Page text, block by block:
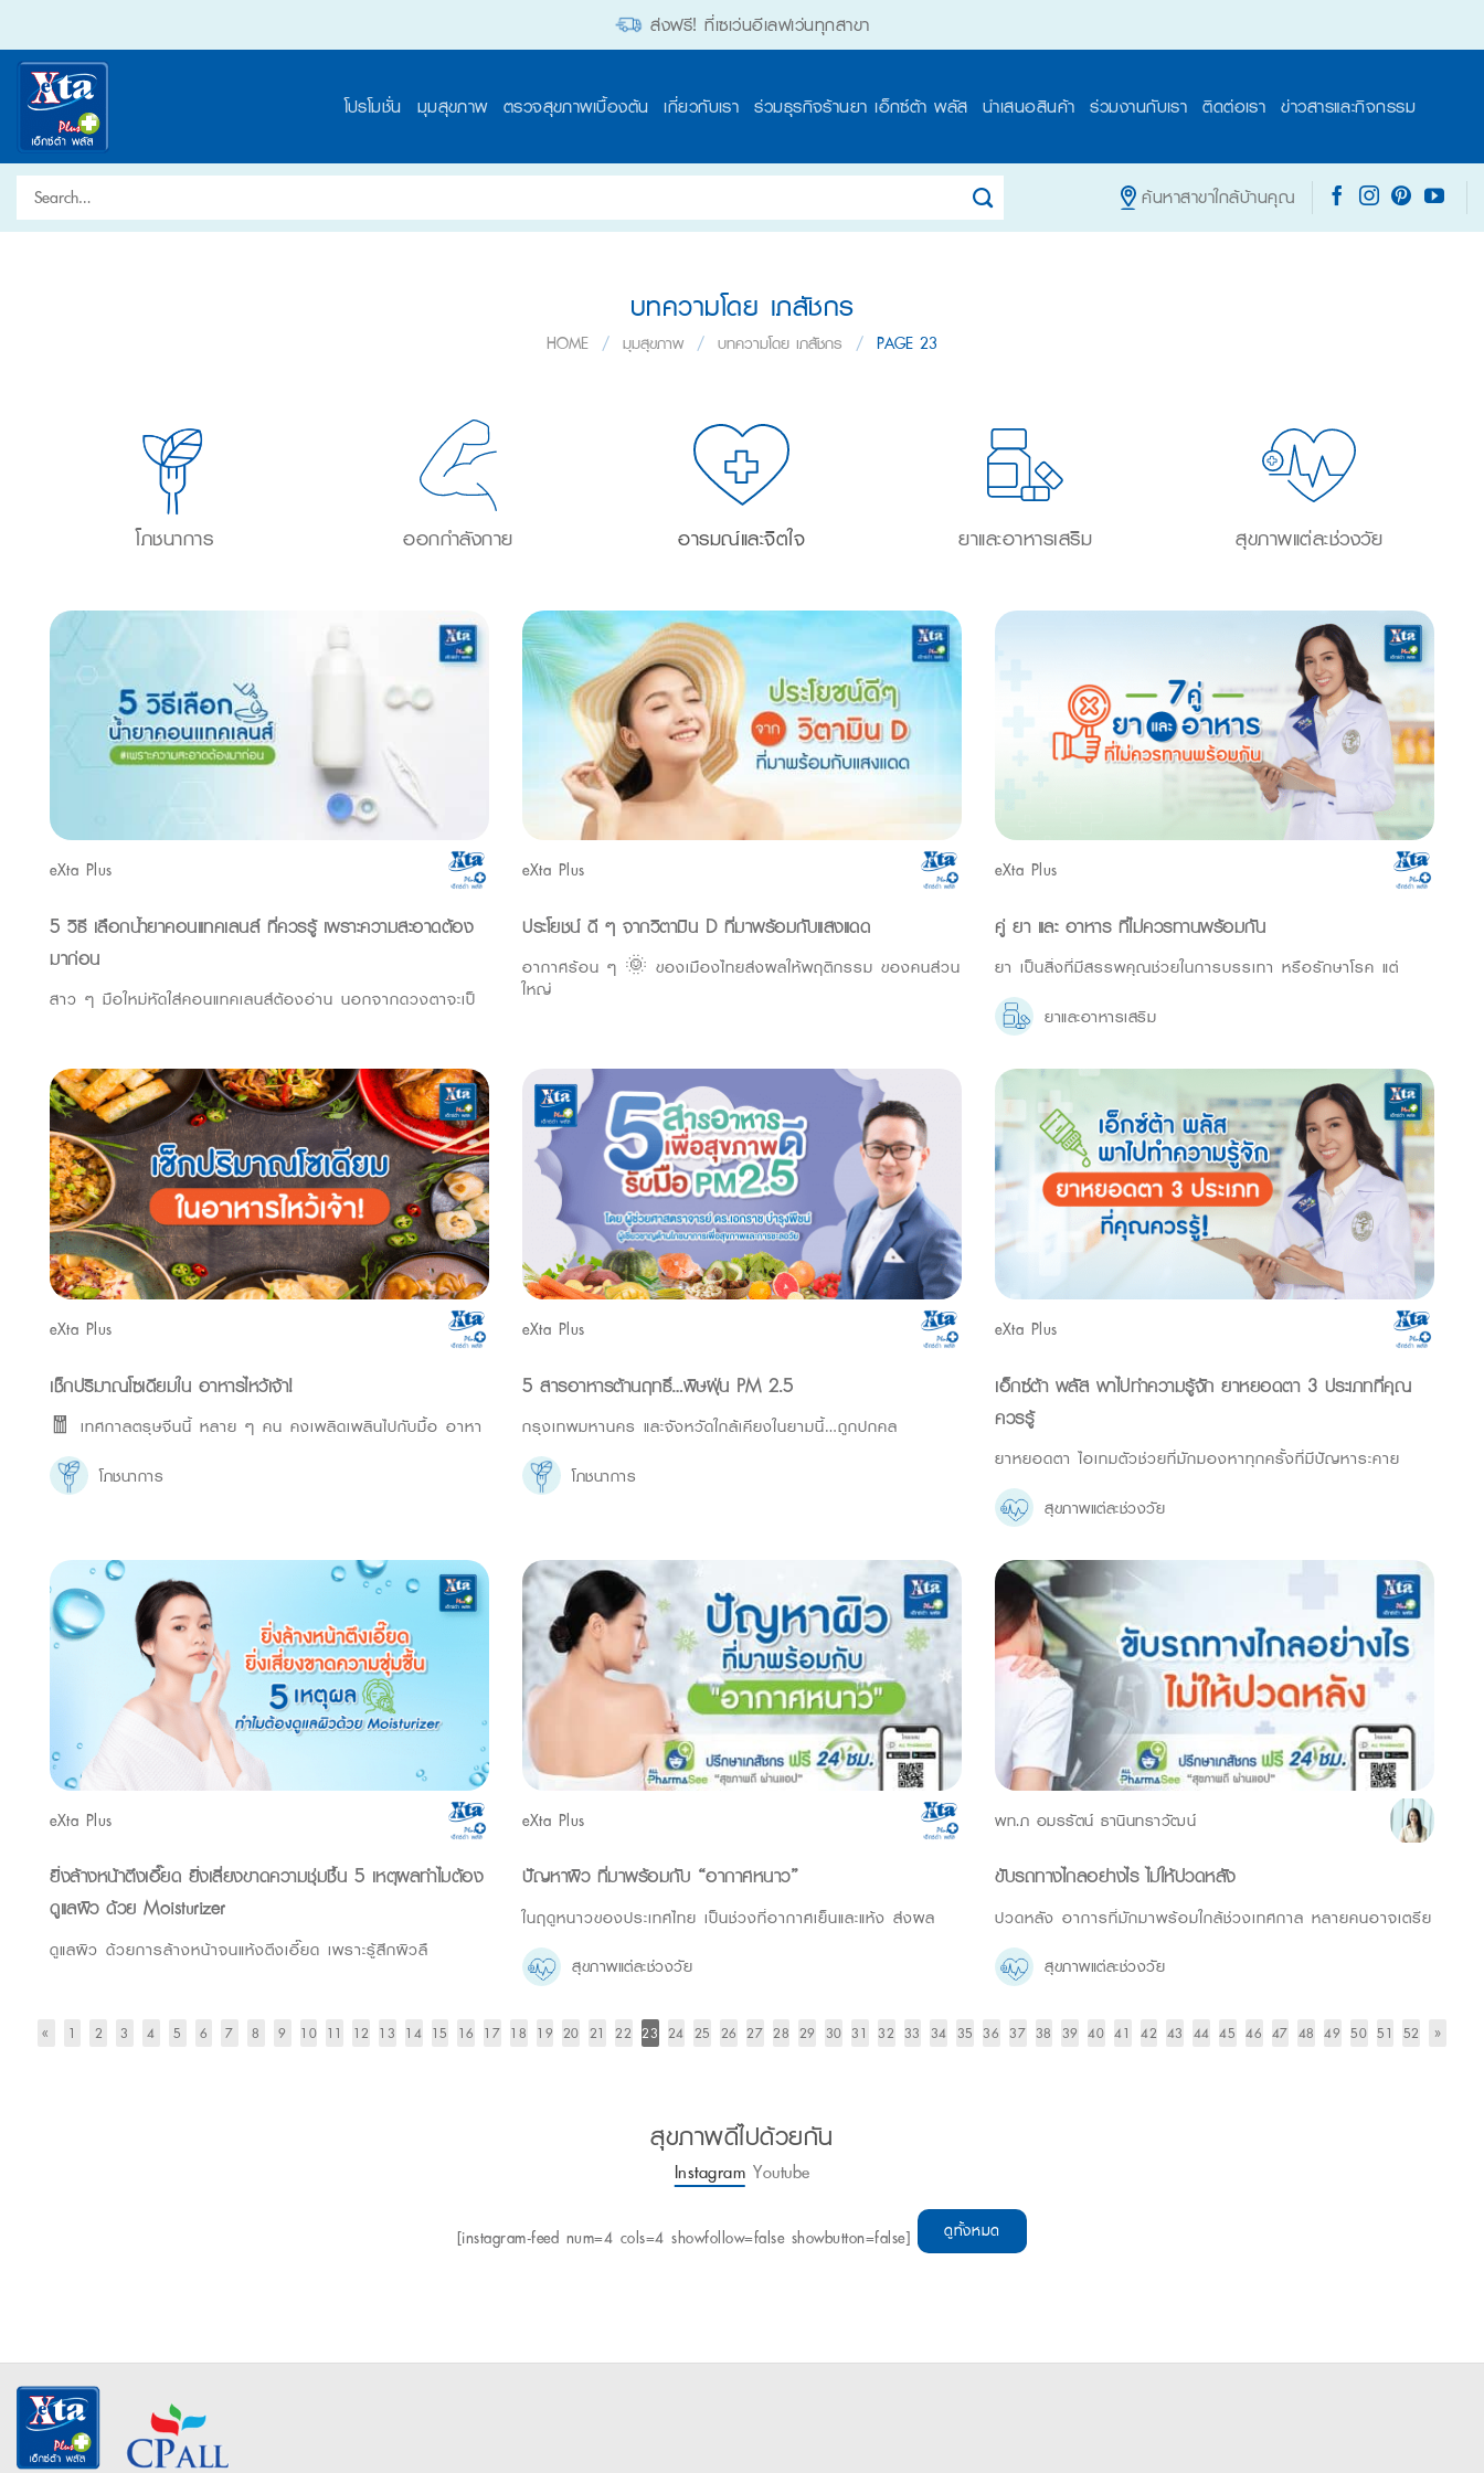
content
ส่งฟรี! ที่เซเว่นอีเลฟเว่นทุกสาขา
โปรโมชั่น มุมสุขภาพ ตรวจสุขภาพเบื้องต้น เกี่ยวกับเรา ร่วมธุรกิจร้านยา เอ็กซ์ต้า พลัส นำเสนอสินค้า ร่วมงานกับเรา ติดต่อเรา ข่าวสารและกิจกรรม
Search
for:
ค้นหาสาขาใกล้บ้านคุณ
บทความโดย เภสัชกร
HOME / มุมสุขภาพ / บทความโดย เภสัชกร / PAGE 23
โภชนาการ ออกกำลังกาย อารมณ์และจิตใจ ยาและอาหารเสริม สุขภาพแต่ละช่วงวัย
eXta Plus
5 วิธี เลือกน้ำยาคอนแทคเลนส์ ที่ควรรู้ เพราะความสะอาดต้อง
มาก่อน
สาว ๆ มือใหม่หัดใส่คอนแทคเลนส์ต้องอ่าน นอกจากดวงตาจะเป็
eXta Plus
ประโยชน์ ดี ๆ จากวิตามิน D ที่มาพร้อมกับแสงแดด
อากาศร้อน ๆ 🌞 ของเมืองไทยส่งผลให้พฤติกรรม ของคนส่วน
ใหญ่
eXta Plus
คู่ ยา และ อาหาร ที่ไม่ควรทานพร้อมกัน
ยา เป็นสิ่งที่มีสรรพคุณช่วยในการบรรเทา หรือรักษาโรค แต่
ยาและอาหารเสริม
eXta Plus
เช็กปริมาณโซเดียมใน อาหารไหว้เจ้า!
🧧 เทศกาลตรุษจีนนี้ หลาย ๆ คน คงเพลิดเพลินไปกับมื้อ อาหา
โภชนาการ
eXta Plus
5 สารอาหารต้านฤทธิ์…พิษฝุ่น PM 2.5
กรุงเทพมหานคร และจังหวัดใกล้เคียงในยามนี้…ถูกปกคล
โภชนาการ
eXta Plus
เอ็กซ์ต้า พลัส พาไปทำความรู้จัก ยาหยอดตา 3 ประเภทที่คุณ
ควรรู้
ยาหยอดตา ไอเทมตัวช่วยที่มักมองหาทุกครั้งที่มีปัญหาระคาย
สุขภาพแต่ละช่วงวัย
eXta Plus
ยิ่งล้างหน้าตึงเอี๊ยด ยิ่งเสี่ยงขาดความชุ่มชื้น 5 เหตุผลทำไมต้อง
ดูแลผิว ด้วย Moisturizer
ดูแลผิว ด้วยการล้างหน้าจนแห้งตึงเอี๊ยด เพราะรู้สึกผิวลื
eXta Plus
ปัญหาผิว ที่มาพร้อมกับ “อากาศหนาว”
ในฤดูหนาวของประเทศไทย เป็นช่วงที่อากาศเย็นและแห้ง ส่งผล
สุขภาพแต่ละช่วงวัย
พท.ภ อมรรัตน์ ธานินทราวัฒน์
ขับรถทางไกลอย่างไร ไม่ให้ปวดหลัง
ปวดหลัง อาการที่มักมาพร้อมใกล้ช่วงเทศกาล หลายคนอาจเตรีย
สุขภาพแต่ละช่วงวัย
« 1 2 3 4 5 6 7 8 9 10 11 12 13 14 15 16 17 18 19 20 21 22 23 24 25 26 27 28 29 30 31 32 33 34 35 36 37 38 39 40 41 42 43 44 45 46 47 48 49 50 51 52 »
สุขภาพดีไปด้วยกัน
Instagram Youtube
[instagram-feed num=4 cols=4 showfollow=false showbutton=false] ดูทั้งหมด